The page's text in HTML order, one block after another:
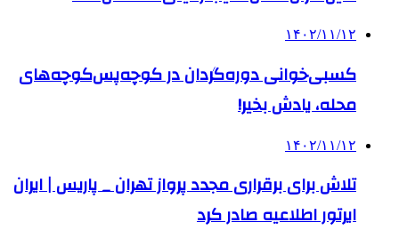
۱۴۰۲/۱۱/۱۲
کسبی‌خوانی‌ دوره‌گردان در کوچه‌پس‌کوچه‌های
محله، یادش بخیر!
۱۴۰۲/۱۱/۱۲
تلاش برای برقراری مجدد پرواز تهران _ پاریس | ایران
ایرتور اطلاعیه صادر کرد